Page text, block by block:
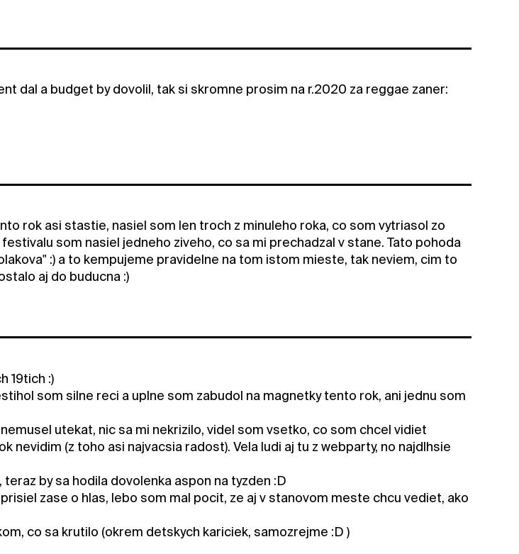
dal a budget by dovolil, tak si skromne prosim na r.2020 za reggae zaner:
rok asi stastie, nasiel som len troch z minuleho roka, co som vytriasol zo
som nasiel jedneho ziveho, co sa mi prechadzal v stane. Tato pohoda
:) a to kempujeme pravidelne na tom istom mieste, tak neviem, cim to
aj do buducna :)
19tich :)
som silne reci a uplne som zabudol na magnetky tento rok, ani jednu som
utekat, nic sa mi nekrizilo, videl som vsetko, co som chcel vidiet
nevidim (z toho asi najvacsia radost). Vela ludi aj tu z webparty, no najdlhsie
by sa hodila dovolenka aspon na tyzden :D
zase o hlas, lebo som mal pocit, ze aj v stanovom meste chcu vediet, ako
co sa krutilo (okrem detskych kariciek, samozrejme :D )